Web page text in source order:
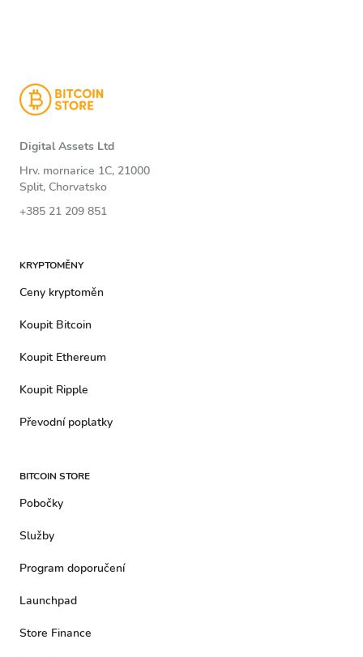
Digital Assets Ltd
Hrv. mornarice 1C, 21000
Split, Chorvatsko
+385 21 209 851
KRYPTOMĚNY
Ceny kryptoměn
Koupit Bitcoin
Koupit Ethereum
Koupit Ripple
Převodní poplatky
BITCOIN STORE
Pobočky
Služby
Program doporučení
Launchpad
Store Finance